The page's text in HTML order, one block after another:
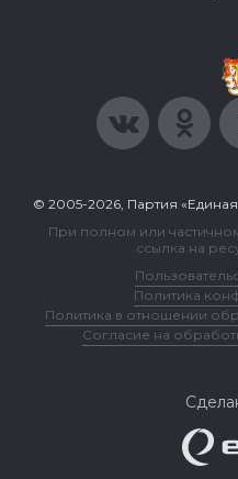
© 2005-2026, Партия
При полном или
ссылка на
Политика
Политика в отношении
Согласие на